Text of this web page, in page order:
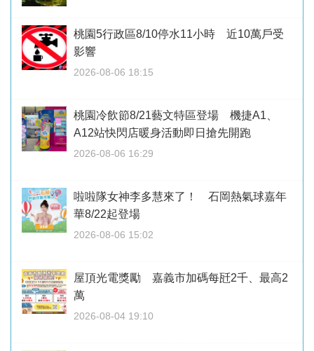
桃園5行政區8/10停水11小時 近10萬戶受
影響
2026-08-06 18:15
桃園冷飲節8/21藝文特區登場 機捷A1、
A12站快閃店暖身活動即日搶先開跑
2026-08-06 16:29
啦啦隊女神李多慧來了！ 石岡熱氣球嘉年
華8/22起登場
2026-08-06 15:02
屋頂光電獎勵 嘉義市加碼每瓩2千、最高2
萬
2026-08-04 19:10